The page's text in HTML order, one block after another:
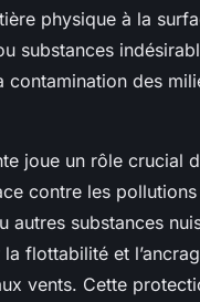
physique à la
substances
contamination des
joue un rôle crucial
contre les
substances
flottabilité et
vents. Cette